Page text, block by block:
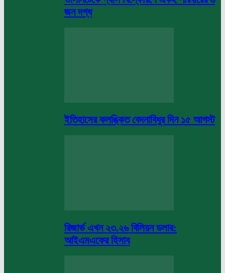
জন দগ্ধ
ইতিহাসের কলঙ্কিত বেদনাবিধুর দিন ১৫ আগস্ট
রিজার্ভ এখন ২৩.২৬ বিলিয়ন ডলার:
আইএমএফের হিসাব